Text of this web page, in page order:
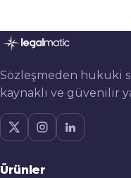
Sözleşmeden hukuki
kaynaklı ve güvenilir
Ürünler